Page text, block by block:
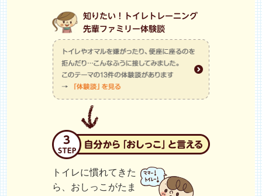
トイレに慣れてきた
ら、おしっこがたま